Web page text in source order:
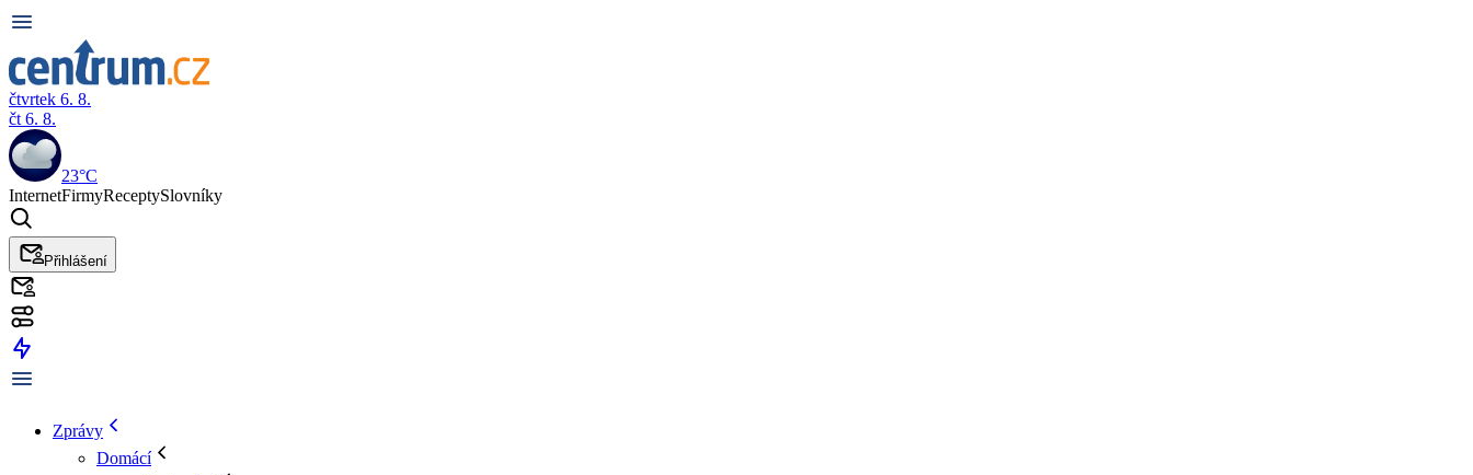
čtvrtek 6. 8.
čt 6. 8.
23°C
InternetFirmyReceptySlovníky
Přihlášení
Zprávy
Domácí